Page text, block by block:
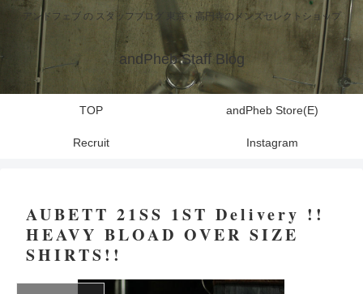
アンドフェブ の スタッフブログ 東京・高円寺のメンズセレクトショップ
andPheb Staff Blog
TOP andPheb Store(E)
Recruit Instagram
AUBETT 21SS 1ST Delivery !!
HEAVY BLOAD OVER SIZE
SHIRTS!!